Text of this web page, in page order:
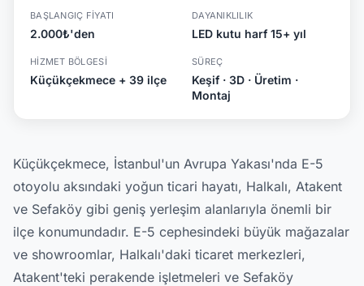
BAŞLANGIÇ FIYATI
2.000₺'den
DAYANIKLILIK
LED kutu harf 15+ yıl
HIZMET BÖLGESI
Küçükçekmece + 39 ilçe
SÜREÇ
Keşif · 3D · Üretim ·
Montaj
Küçükçekmece, İstanbul'un Avrupa Yakası'nda E-5
otoyolu aksındaki yoğun ticari hayatı, Halkalı, Atakent
ve Sefaköy gibi geniş yerleşim alanlarıyla önemli bir
ilçe konumundadır. E-5 cephesindeki büyük mağazalar
ve showroomlar, Halkalı'daki ticaret merkezleri,
Atakent'teki perakende işletmeleri ve Sefaköy